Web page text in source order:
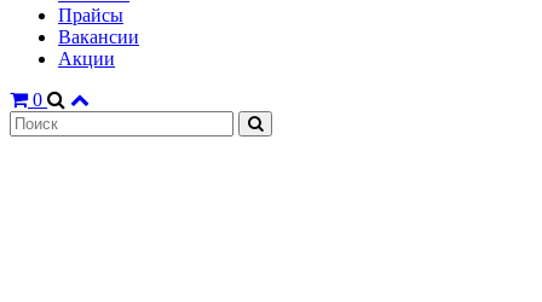
Прайсы
Вакансии
Акции
0